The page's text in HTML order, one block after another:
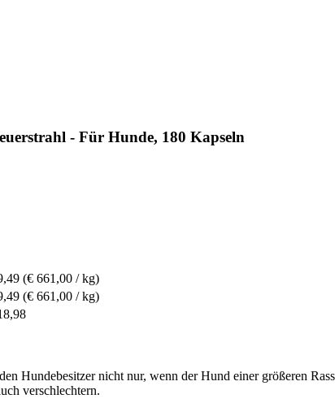
- Für Hunde, 180 Kapseln
(€ 661,00 / kg)
(€ 661,00 / kg)
Hundebesitzer nicht nur, wenn der Hund einer größeren
verschlechtern.